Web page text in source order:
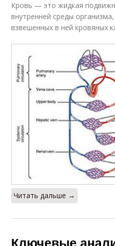
Кровь — это жидкая
внутренней среды
взвешенных в ней кровяных
Читать дальше →
Ключевые